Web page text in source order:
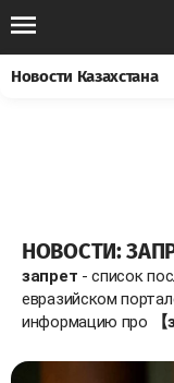
Новости Казахстана
НОВОСТИ:
запрет - список
евразийском
информацию про